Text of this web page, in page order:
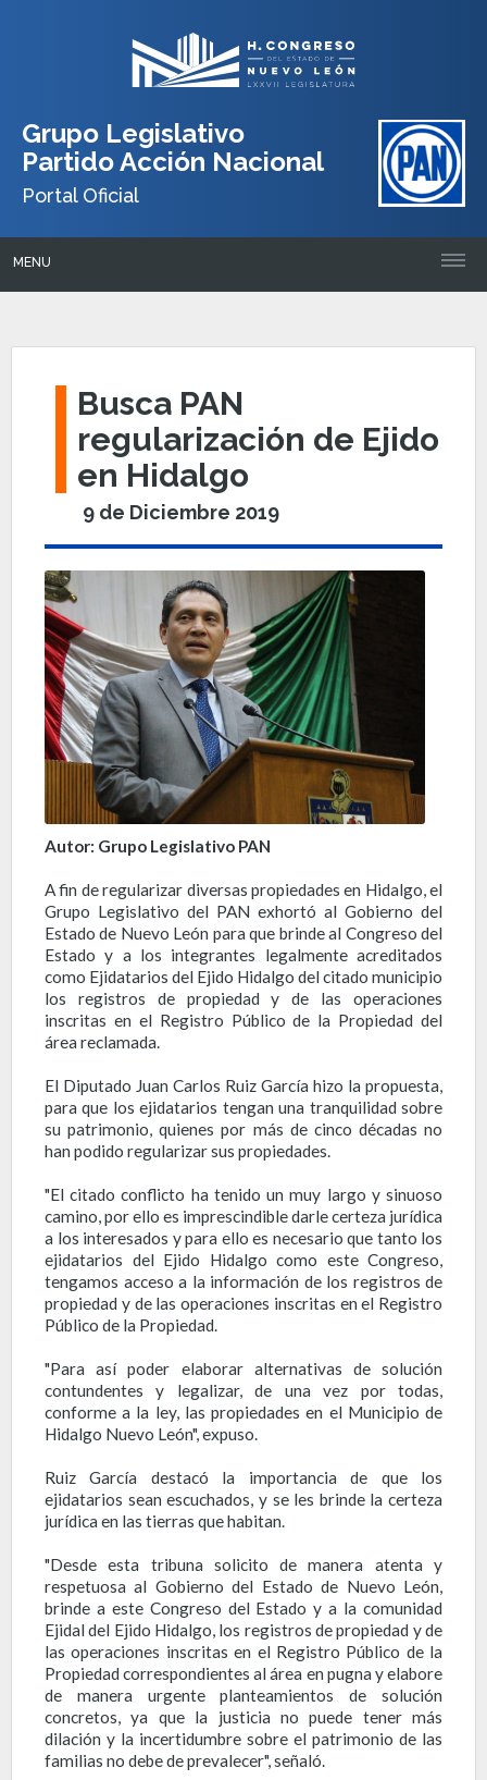
Grupo Legislativo
Partido Acción Nacional
Portal Oficial
MENU
Busca PAN
regularización de Ejido
en Hidalgo
9 de Diciembre 2019
Autor: Grupo Legislativo PAN
A fin de regularizar diversas propiedades en Hidalgo, el
Grupo Legislativo del PAN exhortó al Gobierno del
Estado de Nuevo León para que brinde al Congreso del
Estado y a los integrantes legalmente acreditados
como Ejidatarios del Ejido Hidalgo del citado municipio
los registros de propiedad y de las operaciones
inscritas en el Registro Público de la Propiedad del
área reclamada.
El Diputado Juan Carlos Ruiz García hizo la propuesta,
para que los ejidatarios tengan una tranquilidad sobre
su patrimonio, quienes por más de cinco décadas no
han podido regularizar sus propiedades.
"El citado conflicto ha tenido un muy largo y sinuoso
camino, por ello es imprescindible darle certeza jurídica
a los interesados y para ello es necesario que tanto los
ejidatarios del Ejido Hidalgo como este Congreso,
tengamos acceso a la información de los registros de
propiedad y de las operaciones inscritas en el Registro
Público de la Propiedad.
"Para así poder elaborar alternativas de solución
contundentes y legalizar, de una vez por todas,
conforme a la ley, las propiedades en el Municipio de
Hidalgo Nuevo León", expuso.
Ruiz García destacó la importancia de que los
ejidatarios sean escuchados, y se les brinde la certeza
jurídica en las tierras que habitan.
"Desde esta tribuna solicito de manera atenta y
respetuosa al Gobierno del Estado de Nuevo León,
brinde a este Congreso del Estado y a la comunidad
Ejidal del Ejido Hidalgo, los registros de propiedad y de
las operaciones inscritas en el Registro Público de la
Propiedad correspondientes al área en pugna y elabore
de manera urgente planteamientos de solución
concretos, ya que la justicia no puede tener más
dilación y la incertidumbre sobre el patrimonio de las
familias no debe de prevalecer", señaló.